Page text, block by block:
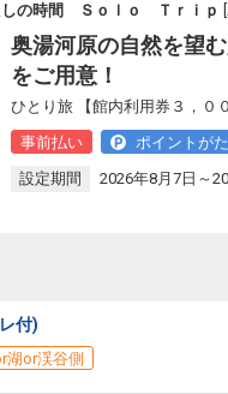
しの時間 Ｓｏｌｏ Ｔｒｉｐ
奥湯河原の自然を望
をご用意！
ひとり旅 【館内利用券３，０
事前払い
ポイントが
設定期間
2026年8月7日～
付)
湖or渓谷側